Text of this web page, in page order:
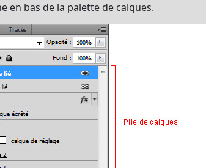
en bas de la palette de calques.